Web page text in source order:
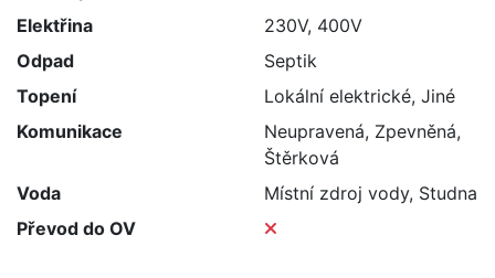
Elektřina
230V, 400V
Odpad
Septik
Topení
Lokální elektrické, Jiné
Komunikace
Neupravená, Zpevněná,
Štěrková
Voda
Místní zdroj vody, Studna
Převod do OV